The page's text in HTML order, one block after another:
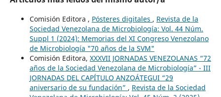
Comisión Editora , Pósteres digitales , Revista de la
Sociedad Venezolana de Microbiología: Vol. 44 Núm.
Suppl 1 (2024): Memorias del XI Congreso Venezolano
de Microbiología "70 años de la SVM"
Comisión Editora, XXXVII JORNADAS VENEZOLANAS “72
años de la Sociedad Venezolana de Microbiología” - III
JORNADAS DEL CAPÍTULO ANZOÁTEGUI “29
aniversario de su fundación” , Revista de la Sociedad